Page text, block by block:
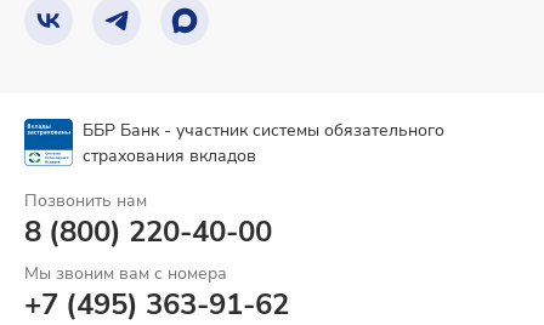
ББР Банк - участник системы обязательного
страхования вкладов
Позвонить нам
8 (800) 220-40-00
Мы звоним вам с номера
+7 (495) 363-91-62